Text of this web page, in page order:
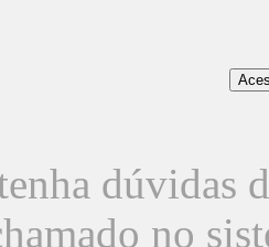
dúvidas
no